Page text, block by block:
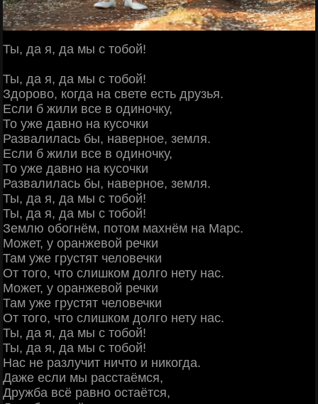
Ты, да я, да мы с тобой!
Ты, да я, да мы с тобой!
Здорово, когда на свете есть друзья.
Если б жили все в одиночку,
То уже давно на кусочки
Развалилась бы, наверное, земля.
Если б жили все в одиночку,
То уже давно на кусочки
Развалилась бы, наверное, земля.
Ты, да я, да мы с тобой!
Ты, да я, да мы с тобой!
Землю обогнём, потом махнём на Марс.
Может, у оранжевой речки
Там уже грустят человечки
От того, что слишком долго нету нас.
Может, у оранжевой речки
Там уже грустят человечки
От того, что слишком долго нету нас.
Ты, да я, да мы с тобой!
Ты, да я, да мы с тобой!
Нас не разлучит ничто и никогда.
Даже если мы расстаёмся,
Дружба всё равно остаётся,